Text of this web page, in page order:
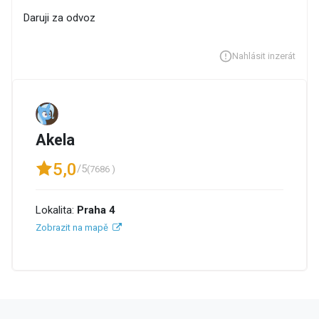
Daruji za odvoz
Nahlásit inzerát
Akela
5,0/5(7686 )
Lokalita: Praha 4
Zobrazit na mapě